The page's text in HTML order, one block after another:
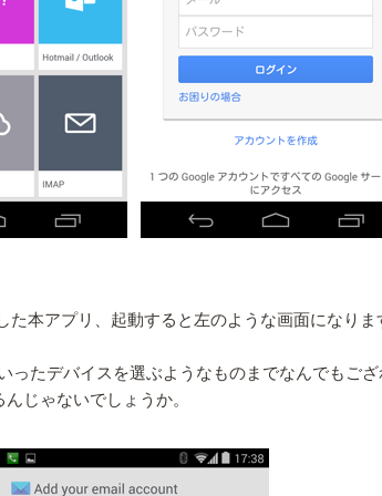
本アプリ、起動すると左のような画面になりま
たデバイスを選ぶようなものまでなんでもござ
じゃないでしょうか。